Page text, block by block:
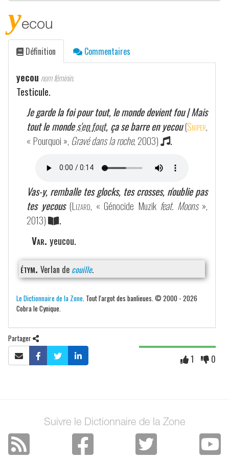
yecou
Définition Commentaires
yecou nom féminin.
Testicule.
Je garde la foi pour tout, le monde devient fou | Mais
tout le mondes'en fout, ça se barre en yecou (Sniper,
« Pourquoi », Gravé dans la roche, 2003) .
Vas-y, remballe tes glocks, tes crosses, n'oublie pas
tes yecous (Lizard, « Génocide Muzik feat. Moons»,
2013)
.
Var. yeucou.
étym. Verlan de couille.
Le Dictionnaire de la Zone . Tout l'argot des banlieues. © 2000 - 2026
Cobra le Cynique.
Partager
1 0
Suivre le Dictionnaire de la Zone